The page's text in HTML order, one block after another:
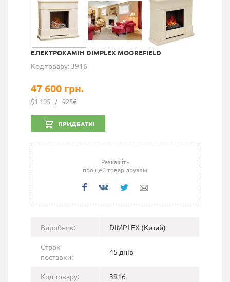
ЕЛЕКТРОКАМІН DIMPLEX MOOREFIELD
Код товару: 3916
47 600 грн.
$1 105 / 925€
ПРИДБАТИ!
Разкажіть
про цей товар друзям
Виробник: DIMPLEX (Китай)
Строк
поставки:
45 днів
Код товару: 3916